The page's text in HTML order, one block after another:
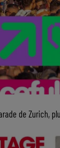
de Zurich,